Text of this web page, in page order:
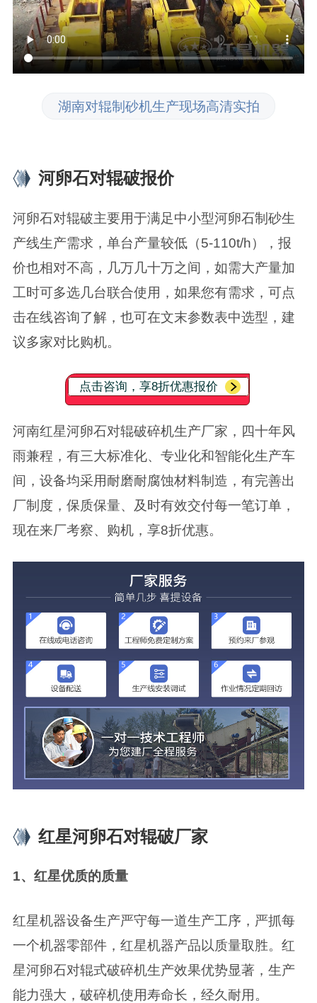
湖南对辊制砂机生产现场高清实拍
河卵石对辊破报价
河卵石对辊破主要用于满足中小型河卵石制砂生
产线生产需求，单台产量较低（5-110t/h），报
价也相对不高，几万几十万之间，如需大产量加
工时可多选几台联合使用，如果您有需求，可点
击在线咨询了解，也可在文末参数表中选型，建
议多家对比购机。
点击咨询，享8折优惠报价
河南红星河卵石对辊破碎机生产厂家，四十年风
雨兼程，有三大标准化、专业化和智能化生产车
间，设备均采用耐磨耐腐蚀材料制造，有完善出
厂制度，保质保量、及时有效交付每一笔订单，
现在来厂考察、购机，享8折优惠。
红星河卵石对辊破厂家
1、红星优质的质量
红星机器设备生产严守每一道生产工序，严抓每
一个机器零部件，红星机器产品以质量取胜。红
星河卵石对辊式破碎机生产效果优势显著，生产
能力强大，破碎机使用寿命长，经久耐用。